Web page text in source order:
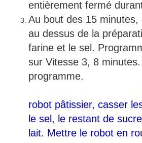
entièrement fermé
Au bout des 15
au dessus de la
farine et le sel.
sur Vitesse 3, 8
programme.
robot pâtissier, casser
le sel, le restant de
lait. Mettre le robot en